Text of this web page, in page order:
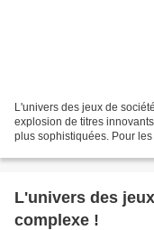
L'univers des jeux de
explosion de titres
plus sophistiquées. Pour
L'univers des
complexe !